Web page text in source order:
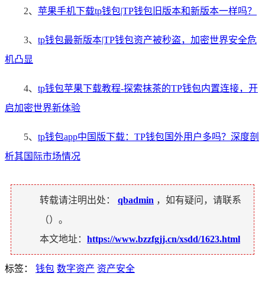
2、 苹果手机下载tp钱包|TP钱包旧版本和新版本一样吗？
3、 tp钱包最新版本|TP钱包资产被秒盗，加密世界安全危
机凸显
4、 tp钱包苹果下载教程-探索抹茶的TP钱包内置连接，开
启加密世界新体验
5、 tp钱包app中国版下载：TP钱包国外用户多吗？深度剖
析其国际市场情况
转载请注明出处： qbadmin ，如有疑问，请联系
（）。
本文地址： https://www.bzzfgjj.cn/xsdd/1623.html
标签： 钱包 数字资产 资产安全